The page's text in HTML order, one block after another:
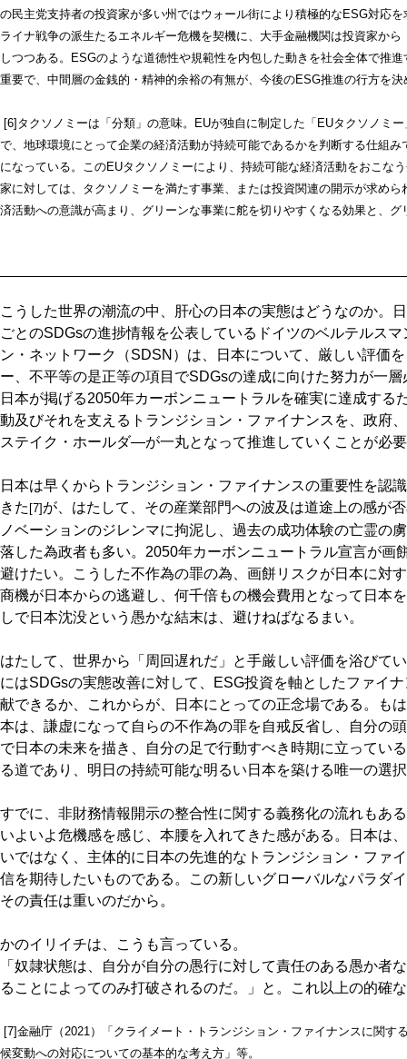
の民主党支持者の投資家が多い州ではウォール街により積極的なESG対応
ライナ戦争の派生たるエネルギー危機を契機に、大手金融機関は投資家か
しつつある。ESGのような道徳性や規範性を内包した動きを社会全体で推
重要で、中間層の金銭的・精神的余裕の有無が、今後のESG推進の行方を
[6]タクソノミーは「分類」の意味。EUが独自に制定した「EUタクソノミ
で、地球環境にとって企業の経済活動が持続可能であるかを判断する仕組
になっている。このEUタクソノミーにより、持続可能な経済活動をおこな
家に対しては、タクソノミーを満たす事業、または投資関連の開示が求め
済活動への意識が高まり、グリーンな事業に舵を切りやすくなる効果と、
こうした世界の潮流の中、肝心の日本の実態はどうなのか。
ごとのSDGsの進捗情報を公表しているドイツのベルテルス
ン・ネットワーク（SDSN）は、日本について、厳しい評価
ー、不平等の是正等の項目でSDGsの達成に向けた努力が一
日本が掲げる2050年カーボンニュートラルを確実に達成する
動及びそれを支えるトランジション・ファイナンスを、政府
ステイク・ホールダ―が一丸となって推進していくことが必
日本は早くからトランジション・ファイナンスの重要性を認
きた [7]が、はたして、その産業部門への波及は道途上の感が
ノベーションのジレンマに拘泥し、過去の成功体験の亡霊の
落した為政者も多い。2050年カーボンニュートラル宣言が画
避けたい。こうした不作為の罪の為、画餅リスクが日本に対
商機が日本からの逃避し、何千倍もの機会費用となって日本
しで日本沈没という愚かな結末は、避けねばなるまい。
はたして、世界から「周回遅れだ」と手厳しい評価を浴びて
にはSDGsの実態改善に対して、ESG投資を軸としたファイ
献できるか、これからが、日本にとっての正念場である。も
本は、謙虚になって自らの不作為の罪を自戒反省し、自分の
で日本の未来を描き、自分の足で行動すべき時期に立ってい
る道であり、明日の持続可能な明るい日本を築ける唯一の選
すでに、非財務情報開示の整合性に関する義務化の流れもあ
いよいよ危機感を感じ、本腰を入れてきた感がある。日本は
いではなく、主体的に日本の先進的なトランジション・ファ
信を期待したいものである。この新しいグローバルなパラダ
その責任は重いのだから。
かのイリイチは、こうも言っている。
「奴隷状態は、自分が自分の愚行に対して責任のある愚か者
ることによってのみ打破されるのだ。」と。これ以上の的確
[7]金融庁（2021）「クライメート・トランジション・ファイナンスに関す
候変動への対応についての基本的な考え方」等。